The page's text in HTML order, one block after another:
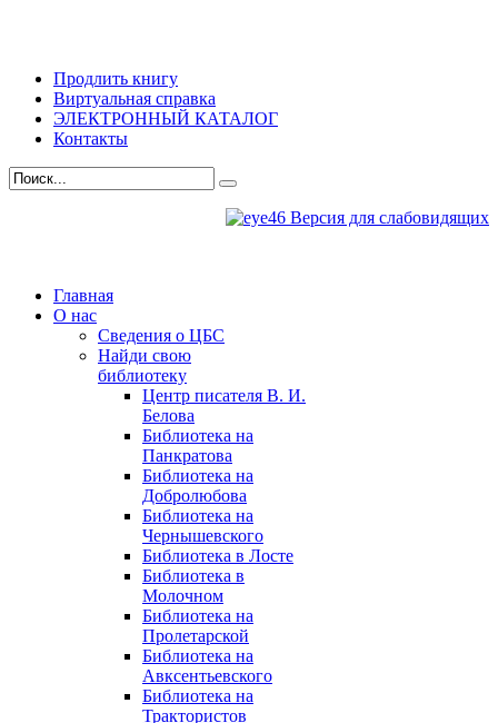
Продлить книгу
Виртуальная справка
ЭЛЕКТРОННЫЙ КАТАЛОГ
Контакты
Версия для слабовидящих
Главная
О нас
Сведения о ЦБС
Найди свою
библиотеку
Центр писателя В. И.
Белова
Библиотека на
Панкратова
Библиотека на
Добролюбова
Библиотека на
Чернышевского
Библиотека в Лосте
Библиотека в
Молочном
Библиотека на
Пролетарской
Библиотека на
Авксентьевского
Библиотека на
Трактористов